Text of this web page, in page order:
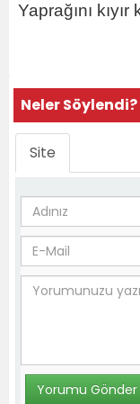
Yaprağını
Neler Söylendi?
Site